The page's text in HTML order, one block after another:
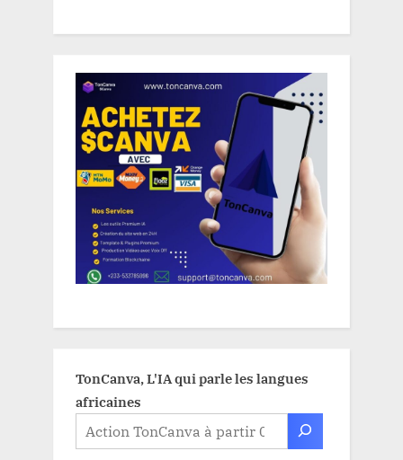
TonCanva, L'IA qui parle les langues
africaines